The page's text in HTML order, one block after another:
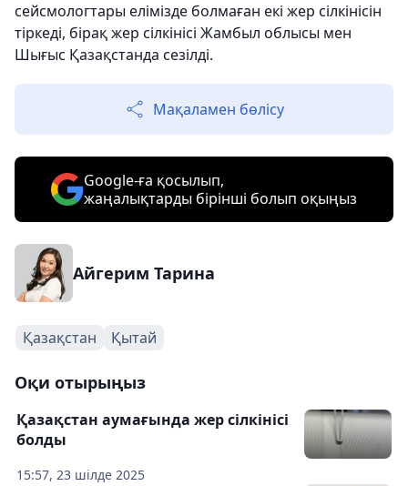
сейсмологтары елімізде болмаған екі жер сілкінісін
тіркеді, бірақ жер сілкінісі Жамбыл облысы мен
Шығыс Қазақстанда сезілді.
Мақаламен бөлісу
Google-ға қосылып,
жаңалықтарды бірінші болып оқыңыз
Айгерим Тарина
Қазақстан Қытай
Оқи отырыңыз
15:57, 23 шілде 2025
Қазақстан аумағында жер сілкінісі
болды